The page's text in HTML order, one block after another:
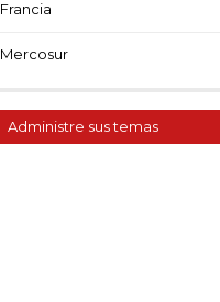
Francia
Mercosur
Administre sus temas